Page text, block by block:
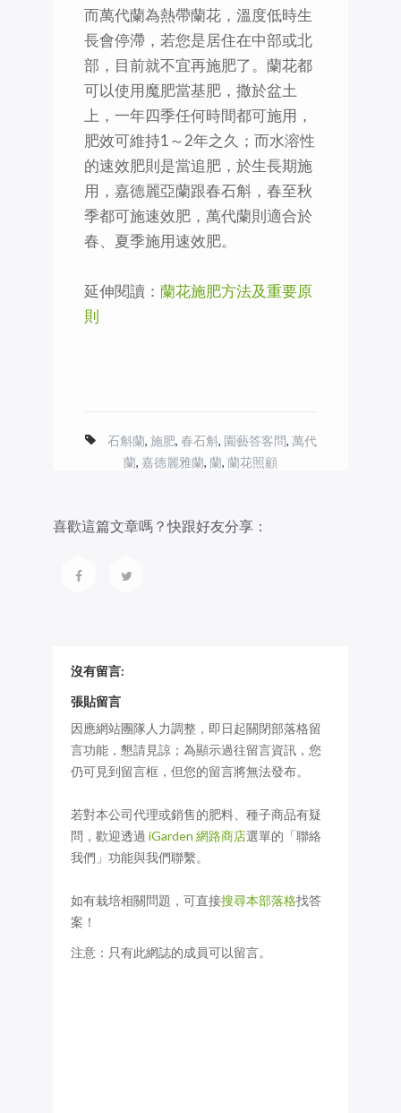
而萬代蘭為熱帶蘭花，溫度低時生
長會停滯，若您是居住在中部或北
部，目前就不宜再施肥了。蘭花都
可以使用魔肥當基肥，撒於盆土
上，一年四季任何時間都可施用，
肥效可維持1～2年之久；而水溶性
的速效肥則是當追肥，於生長期施
用，嘉德麗亞蘭跟春石斛，春至秋
季都可施速效肥，萬代蘭則適合於
春、夏季施用速效肥。
延伸閱讀： 蘭花施肥方法及重要原
則
石斛蘭, 施肥, 春石斛, 園藝答客問, 萬代
蘭, 嘉德麗雅蘭, 蘭, 蘭花照顧
喜歡這篇文章嗎？快跟好友分享：
沒有留言:
張貼留言
因應網站團隊人力調整，即日起關閉部落格留
言功能，懇請見諒；為顯示過往留言資訊，您
仍可見到留言框，但您的留言將無法發布。
若對本公司代理或銷售的肥料、種子商品有疑
問，歡迎透過 iGarden 網路商店選單的「聯絡
我們」功能與我們聯繫。
如有栽培相關問題，可直接搜尋本部落格找答
案！
注意：只有此網誌的成員可以留言。